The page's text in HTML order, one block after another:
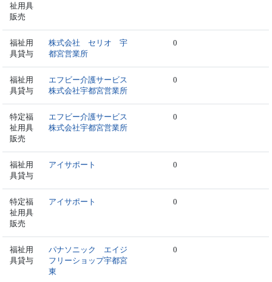
祉用具
販売
福祉用
具貸与
株式会社 セリオ 宇
都宮営業所
0
福祉用
具貸与
エフビー介護サービス
株式会社宇都宮営業所
0
特定福
祉用具
販売
エフビー介護サービス
株式会社宇都宮営業所
0
福祉用
具貸与
アイサポート 0
特定福
祉用具
販売
アイサポート 0
福祉用
具貸与
パナソニック エイジ
フリーショップ宇都宮
東
0